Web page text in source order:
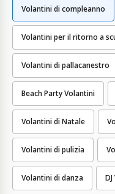
Volantini per il ritorno a
Volantini di pallacanestro
Beach Party Volantini
Volantini di compleanno
Volantini di Natale
Volantini di pulizia
Volantini di danza